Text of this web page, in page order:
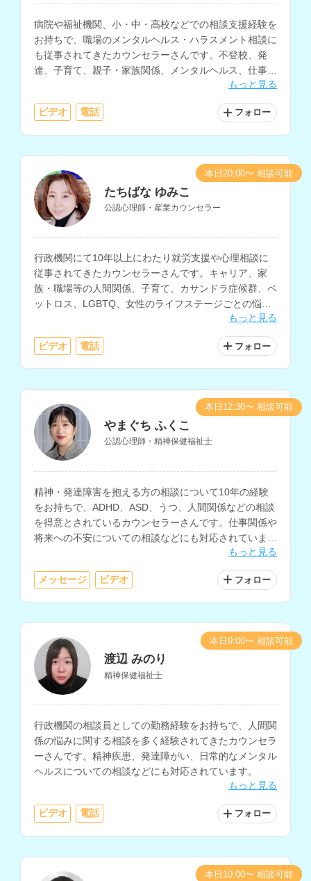
病院や福祉機関、小・中・高校などでの相談支援経験を
お持ちで、職場のメンタルヘルス・ハラスメント相談に
も従事されてきたカウンセラーさんです。不登校、発
達、子育て、親子・家族関係、メンタルヘルス、仕事関
係、職場の人間関係など、幅広い相談内容に対応されて
もっと見る
ビデオ 電話 フォロー
たちばな ゆみこ
公認心理師・産業カウンセラー
行政機関にて10年以上にわたり就労支援や心理相談に
従事されてきたカウンセラーさんです。キャリア、家
族・職場等の人間関係、子育て、カサンドラ症候群、ペ
ットロス、LGBTQ、女性のライフステージごとの悩み
もっと見る
ビデオ 電話 フォロー
本日20:00〜 相談可能
やまぐち ふくこ
公認心理師・精神保健福祉士
精神・発達障害を抱える方の相談について10年の経験
をお持ちで、ADHD、ASD、うつ、人間関係などの相談
を得意とされているカウンセラーさんです。仕事関係や
将来への不安についての相談などにも対応されていま
もっと見る
メッセージ ビデオ フォロー
本日12:30〜 相談可能
渡辺 みのり
精神保健福祉士
行政機関の相談員としての勤務経験をお持ちで、人間関
係の悩みに関する相談を多く経験されてきたカウンセラ
ーさんです。精神疾患、発達障がい、日常的なメンタル
ヘルスについての相談などにも対応されています。
もっと見る
ビデオ 電話 フォロー
本日9:00〜 相談可能
本日10:00〜 相談可能